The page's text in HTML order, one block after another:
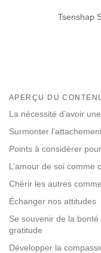
Tsenshap
APERÇU DU
La nécessité d’avoir
Surmonter
Points à considérer
L’amour de soi comme
Chérir les autres
Échanger nos attitudes
Se souvenir de la
gratitude
Développer la